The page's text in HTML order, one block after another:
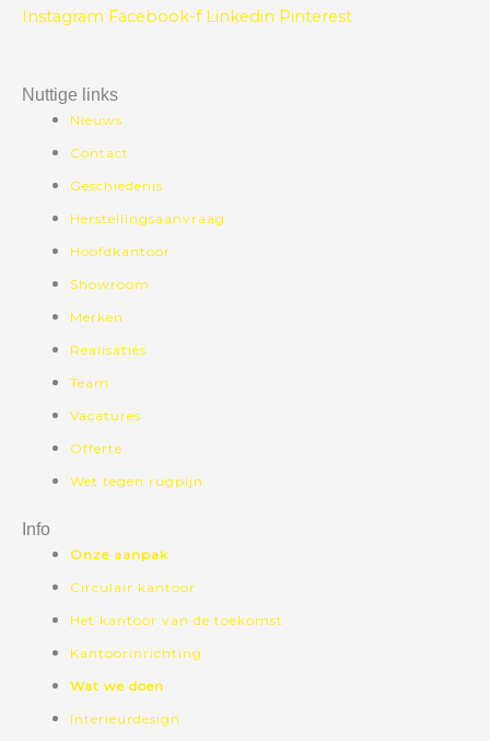
Instagram Facebook-f Linkedin Pinterest
Nuttige links
Nieuws
Contact
Geschiedenis
Herstellingsaanvraag
Hoofdkantoor
Showroom
Merken
Realisaties
Team
Vacatures
Offerte
Wet tegen rugpijn
Info
Onze aanpak
Circulair kantoor
Het kantoor van de toekomst
Kantoorinrichting
Wat we doen
Interieurdesign